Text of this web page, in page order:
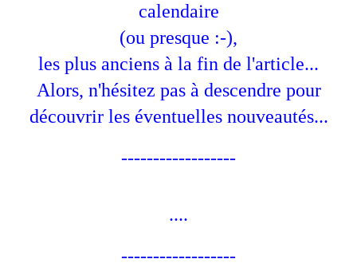
calendaire
(ou presque :-),
les plus anciens à la fin de l'article...
Alors, n'hésitez pas à descendre pour
découvrir les éventuelles nouveautés...
------------------
....
------------------